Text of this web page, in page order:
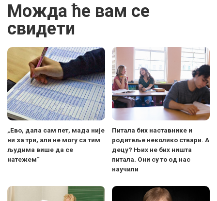
Можда ће вам се
свидети
„Eво, дала сам пет, мада није
ни за три, али не могу са тим
људима више да се
натежем“
Питала бих наставнике и
родитеље неколико ствари. А
децу? Њих не бих ништа
питала. Они су то од нас
научили